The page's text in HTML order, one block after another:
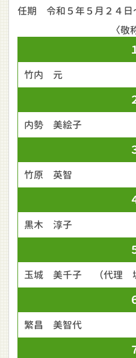
任期 令和５年５月２４日
〈敬
竹内 元
内勢 美絵子
竹原 英智
黒木 淳子
玉城 美千子 （代理
繁昌 美智代